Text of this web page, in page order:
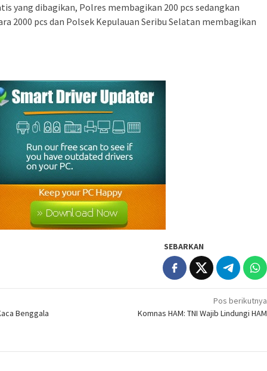
yang dibagikan, Polres membagikan 200 pcs sedangkan
2000 pcs dan Polsek Kepulauan Seribu Selatan membagikan
SEBARKAN
Benggala
Pos berikutnya
Komnas HAM: TNI Wajib Lindungi HAM